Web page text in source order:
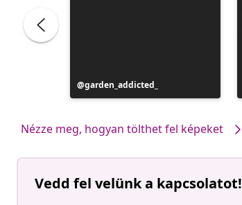
Bejegyzés
közzétevője
garden_addicted_
Nézze meg, hogyan tölthet fel képeket
Vedd fel velünk a kapcsolatot!